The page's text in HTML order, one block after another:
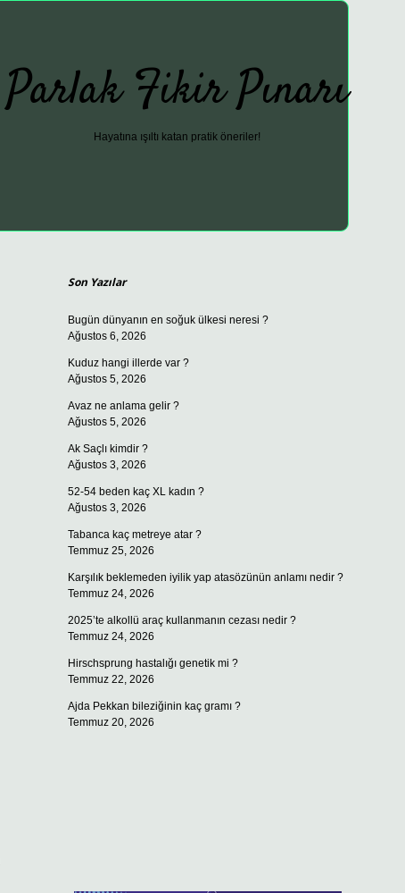
Parlak Fikir Pınarı
Hayatına ışıltı katan pratik öneriler!
Son Yazılar
Bugün dünyanın en soğuk ülkesi neresi ?
Ağustos 6, 2026
Kuduz hangi illerde var ?
Ağustos 5, 2026
Avaz ne anlama gelir ?
Ağustos 5, 2026
Ak Saçlı kimdir ?
Ağustos 3, 2026
52-54 beden kaç XL kadın ?
Ağustos 3, 2026
Tabanca kaç metreye atar ?
Temmuz 25, 2026
Karşılık beklemeden iyilik yap atasözünün anlamı nedir ?
Temmuz 24, 2026
2025’te alkollü araç kullanmanın cezası nedir ?
Temmuz 24, 2026
Hirschsprung hastalığı genetik mi ?
Temmuz 22, 2026
Ajda Pekkan bileziğinin kaç gramı ?
Temmuz 20, 2026